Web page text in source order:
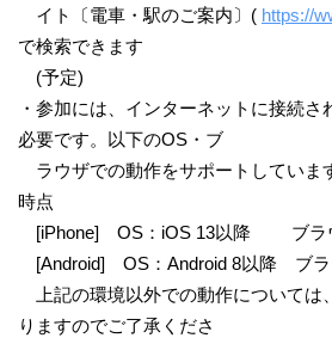
イト〔電車・駅のご案内〕( https://
で検索できます
(予定)
・参加には、インターネットに接続
必要です。以下のOS・ブ
ラウザでの動作をサポートしてい
時点
[iPhone] OS：iOS 13以降 ブラ
[Android] OS：Android 8以降 ブラ
上記の環境以外での動作については
りますのでご了承くださ